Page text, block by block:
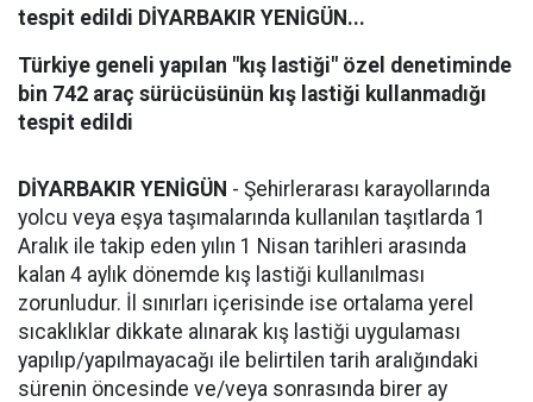
tespit edildi DİYARBAKIR YENİGÜN...
Türkiye geneli yapılan "kış lastiği" özel denetiminde
bin 742 araç sürücüsünün kış lastiği kullanmadığı
tespit edildi
DİYARBAKIR YENİGÜN - Şehirlerarası karayollarında
yolcu veya eşya taşımalarında kullanılan taşıtlarda 1
Aralık ile takip eden yılın 1 Nisan tarihleri arasında
kalan 4 aylık dönemde kış lastiği kullanılması
zorunludur. İl sınırları içerisinde ise ortalama yerel
sıcaklıklar dikkate alınarak kış lastiği uygulaması
yapılıp/yapılmayacağı ile belirtilen tarih aralığındaki
sürenin öncesinde ve/veya sonrasında birer ay